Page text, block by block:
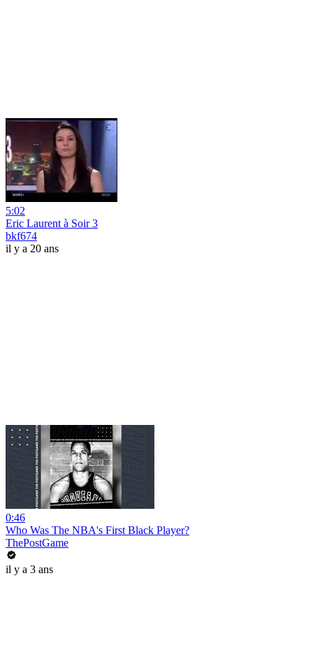
5:02
Eric Laurent à Soir 3
bkf674
il y a 20 ans
0:46
Who Was The NBA's First Black Player?
ThePostGame
il y a 3 ans